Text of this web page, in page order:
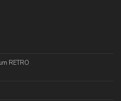
RETRO